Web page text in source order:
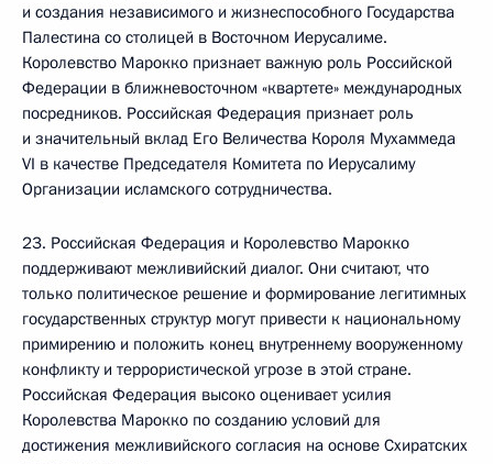
и создания независимого и жизнеспособного Государства
Палестина со столицей в Восточном Иерусалиме.
Королевство Марокко признает важную роль Российской
Федерации в ближневосточном «квартете» международных
посредников. Российская Федерация признает роль
и значительный вклад Его Величества Короля Мухаммеда
VI в качестве Председателя Комитета по Иерусалиму
Организации исламского сотрудничества.
23. Российская Федерация и Королевство Марокко
поддерживают межливийский диалог. Они считают, что
только политическое решение и формирование легитимных
государственных структур могут привести к национальному
примирению и положить конец внутреннему вооруженному
конфликту и террористической угрозе в этой стране.
Российская Федерация высоко оценивает усилия
Королевства Марокко по созданию условий для
достижения межливийского согласия на основе Схиратских